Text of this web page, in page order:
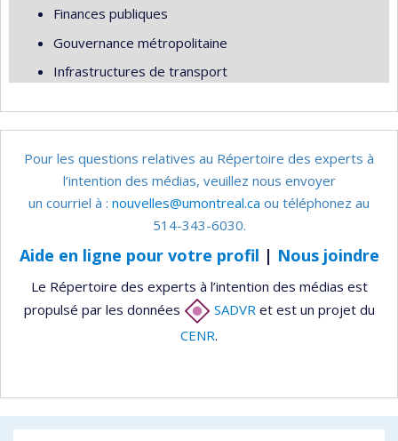
Finances publiques
Gouvernance métropolitaine
Infrastructures de transport
Pour les questions relatives au Répertoire des experts à
l’intention des médias, veuillez nous envoyer
un courriel à : nouvelles@umontreal.ca ou téléphonez au
514-343-6030.
Aide en ligne pour votre profil | Nous joindre
Le Répertoire des experts à l’intention des médias est
propulsé par les données
SADVR et est un projet du
CENR.